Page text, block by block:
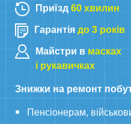
Приїзд60 хвилин
Гарантіядо 3 років
Майстри в масках
і рукавичках
Знижки на ремонт
Пенсіонерам,